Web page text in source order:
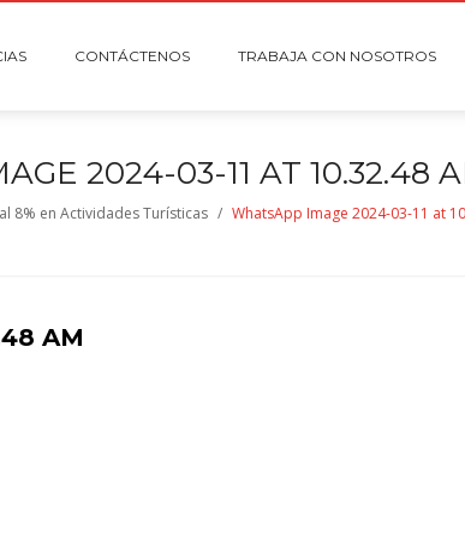
CONTÁCTENOS TRABAJA CON NOSOTROS
2024-03-11 AT 10.32.48
8% en Actividades Turísticas / WhatsApp Image 2024-03-11 at
AM